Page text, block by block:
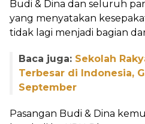
Budi & Dina dan seluruh
yang menyatakan
tidak lagi menjadi bagian
Baca juga: Sekolah
Terbesar di Indonesia,
September
Pasangan Budi & Dina